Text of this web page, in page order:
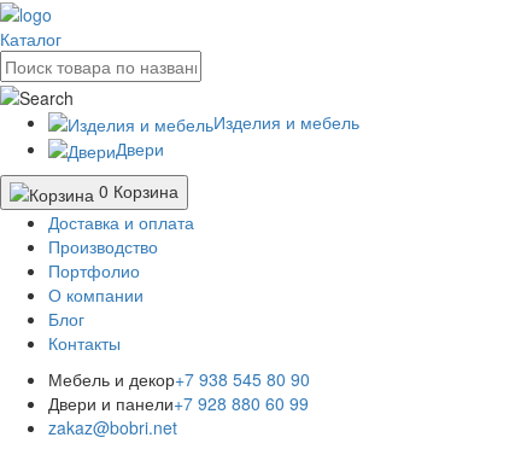
Каталог
Изделия и мебель
Двери
0 Корзина
Доставка и оплата
Производство
Портфолио
О компании
Блог
Контакты
Мебель и декор+7 938 545 80 90
Двери и панели+7 928 880 60 99
zakaz@bobri.net